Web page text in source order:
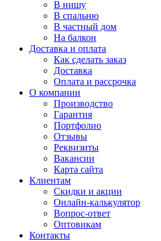
В нишу
В спальню
В частный дом
На балкон
Доставка и оплата
Как сделать заказ
Доставка
Оплата и рассрочка
О компании
Производство
Гарантия
Портфолио
Отзывы
Реквизиты
Вакансии
Карта сайта
Клиентам
Скидки и акции
Онлайн-калькулятор
Вопрос-ответ
Оптовикам
Контакты